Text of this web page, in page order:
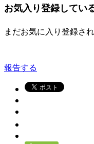
お気入り登録してい
まだお気に入り登録さ
報告する